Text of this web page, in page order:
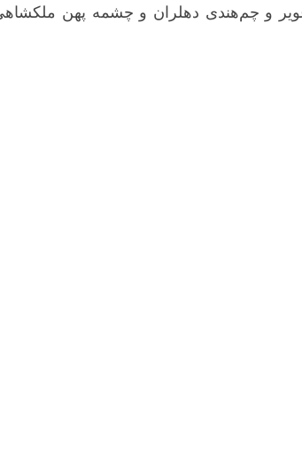
مرکزیو چم‌هندی دهلران و چشمه پهن